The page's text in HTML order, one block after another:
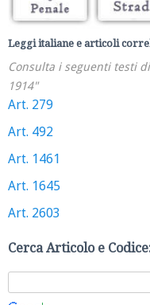
Leggi italiane e articoli
Consulta i seguenti testi
1914"
Art. 279
Art. 492
Art. 1461
Art. 1645
Art. 2603
Cerca Articolo e